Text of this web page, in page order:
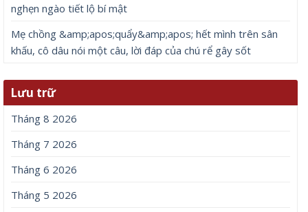
nghẹn ngào tiết lộ bí mật
Mẹ chồng &amp;apos;quẩy&amp;apos; hết mình trên sân
khấu, cô dâu nói một câu, lời đáp của chú rể gây sốt
Lưu trữ
Tháng 8 2026
Tháng 7 2026
Tháng 6 2026
Tháng 5 2026